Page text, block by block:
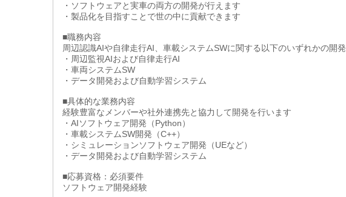
・ソフトウェアと実車の両方の開発が行えます
・製品化を目指すことで世の中に貢献できます
■職務内容
周辺認識AIや自律走行AI、車載システムSWに関する以下のいずれかの開発
・周辺監視AIおよび自律走行AI
・車両システムSW
・データ開発および自動学習システム
■具体的な業務内容
経験豊富なメンバーや社外連携先と協力して開発を行います
・AIソフトウェア開発（Python）
・車載システムSW開発（C++）
・シミュレーションソフトウェア開発（UEなど）
・データ開発および自動学習システム
■応募資格：必須要件
ソフトウェア開発経験